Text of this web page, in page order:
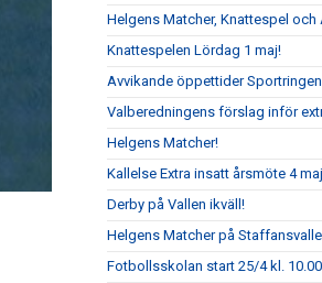
Helgens Matcher, Knattespel och
Knattespelen Lördag 1 maj!
Avvikande öppettider Sportringen
Valberedningens förslag inför
Helgens Matcher!
Kallelse Extra insatt årsmöte 4
Derby på Vallen ikväll!
Helgens Matcher på
Fotbollsskolan start 25/4 kl. 10.00